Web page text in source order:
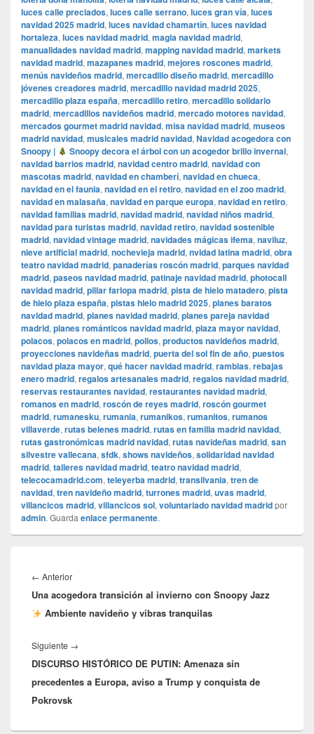
luces calle preciados, luces calle serrano, luces gran vía, luces
navidad 2025 madrid, luces navidad chamartín, luces navidad
hortaleza, luces navidad madrid, magia navidad madrid,
manualidades navidad madrid, mapping navidad madrid, markets
navidad madrid, mazapanes madrid, mejores roscones madrid,
menús navideños madrid, mercadillo diseño madrid, mercadillo
jóvenes creadores madrid, mercadillo navidad madrid 2025,
mercadillo plaza españa, mercadillo retiro, mercadillo solidario
madrid, mercadillos navideños madrid, mercado motores navidad,
mercados gourmet madrid navidad, misa navidad madrid, museos
madrid navidad, musicales madrid navidad, Navidad acogedora con
Snoopy |
Snoopy decora el árbol con un acogedor brillo invernal,
navidad barrios madrid, navidad centro madrid, navidad con
mascotas madrid, navidad en chamberí, navidad en chueca,
navidad en el faunia, navidad en el retiro, navidad en el zoo madrid,
navidad en malasaña, navidad en parque europa, navidad en retiro,
navidad familias madrid, navidad madrid, navidad niños madrid,
navidad para turistas madrid, navidad retiro, navidad sostenible
madrid, navidad vintage madrid, navidades mágicas ifema, naviluz,
nieve artificial madrid, nochevieja madrid, nvidad latina madrid, obra
teatro navidad madrid, panaderías roscón madrid, parques navidad
madrid, paseos navidad madrid, patinaje navidad madrid, photocall
navidad madrid, pillar farlopa madrid, pista de hielo matadero, pista
de hielo plaza españa, pistas hielo madrid 2025, planes baratos
navidad madrid, planes navidad madrid, planes pareja navidad
madrid, planes románticos navidad madrid, plaza mayor navidad,
polacos, polacos en madrid, pollos, productos navideños madrid,
proyecciones navideñas madrid, puerta del sol fin de año, puestos
navidad plaza mayor, qué hacer navidad madrid, ramblas, rebajas
enero madrid, regalos artesanales madrid, regalos navidad madrid,
reservas restaurantes navidad, restaurantes navidad madrid,
romanos en madrid, roscón de reyes madrid, roscón gourmet
madrid, rumanesku, rumania, rumanikos, rumanitos, rumanos
villaverde, rutas belenes madrid, rutas en familia madrid navidad,
rutas gastronómicas madrid navidad, rutas navideñas madrid, san
silvestre vallecana, sfdk, shows navideños, solidaridad navidad
madrid, talleres navidad madrid, teatro navidad madrid,
telecocamadrid.com, teleyerba madrid, transilvania, tren de
navidad, tren navideño madrid, turrones madrid, uvas madrid,
villancicos madrid, villancicos sol, voluntariado navidad madridpor
admin. Guarda enlace permanente.
de
entradas
← AnteriorEntrada
anterior:
Una acogedora transición al invierno con Snoopy Jazz
Ambiente navideño y vibras tranquilas
Siguiente →
siguiente:
DISCURSO HISTÓRICO DE PUTIN: Amenaza sin
precedentes a Europa, aviso a Trump y conquista de
Pokrovsk